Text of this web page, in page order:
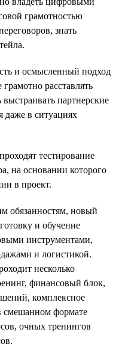
грамотностью
знать
и осмысленный подход
расставлять
партнерские
в ситуациях
тестирование
на основании которого
в проект.
обязанностям, новый
и обучение
инструментами,
и логистикой.
несколько
финансовый блок,
комплексное
смешанном формате
очных тренингов